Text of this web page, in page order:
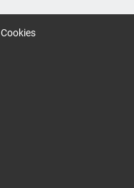
Cookies